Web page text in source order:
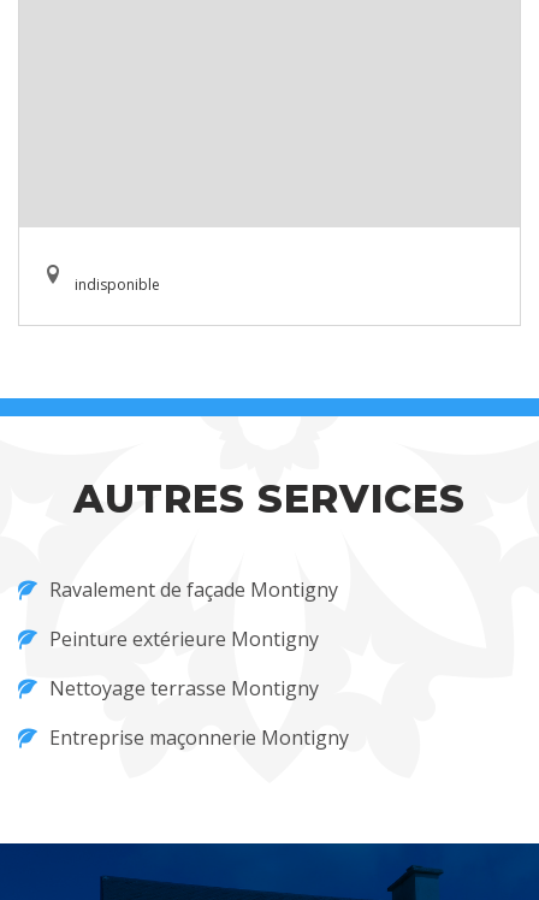
indisponible
AUTRES SERVICES
Ravalement de façade Montigny
Peinture extérieure Montigny
Nettoyage terrasse Montigny
Entreprise maçonnerie Montigny